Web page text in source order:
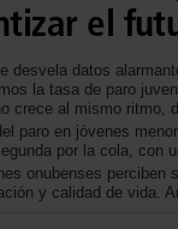
el
desvela datos
la tasa de paro
crece al mismo ritmo,
paro en jóvenes
por la cola, con
onubenses perciben
y calidad de vida.